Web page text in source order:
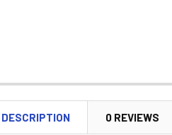
DESCRIPTION 0 REVIEWS